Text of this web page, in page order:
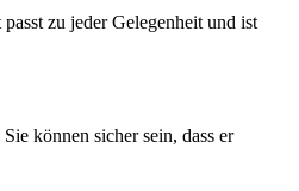
zu jeder Gelegenheit und ist
können sicher sein, dass er